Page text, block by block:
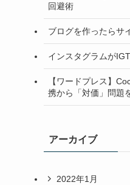
回避術
ブログを作ったらサ
インスタグラムが
【ワードプレス】
携から「対価」問題
アーカイブ
2022年1月